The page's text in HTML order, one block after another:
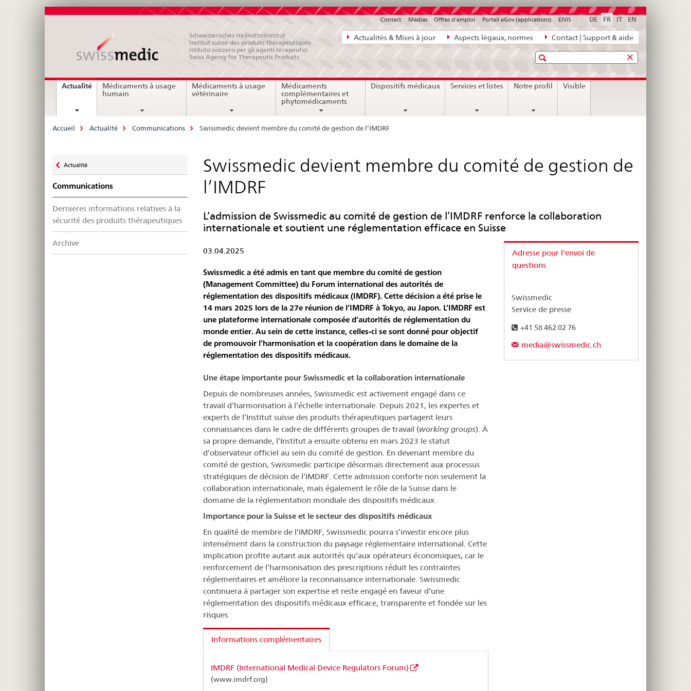
Navigation
directe:
bases
juridiques,
contact
Actualités & Mises à jour Aspects légaux, normes Contact | Support & aide
DE FR IT EN
Contact Médias Offres d'emploi Portail eGov (applications) ElViS
Schweizerisches Heilmittelinstitut
Institut suisse des produits thérapeutiques
Istituto svizzero per gli agenti terapeutici
Swiss Agency for Therapeutic Products
Recherche
Navigation
Actualitécurrent
page
Médicaments à usage
humain
Médicaments à usage
vétérinaire
Médicaments
complémentaires et
phytomédicaments
Dispositifs médicaux Services et listes Notre profil Visible
Breadcrumb
Accueil Actualité Communications Swissmedic devient membre du comité de gestion de l’IMDRF
zu
Actualité
Communications
Dernières informations relatives à la
sécurité des produits thérapeutiques
Archive
Swissmedic devient membre du comité de gestion de
l’IMDRF
L’admission de Swissmedic au comité de gestion de l’IMDRF renforce la collaboration
internationale et soutient une réglementation efficace en Suisse
03.04.2025
Swissmedic a été admis en tant que membre du comité de gestion
(Management Committee) du Forum international des autorités de
réglementation des dispositifs médicaux (IMDRF). Cette décision a été prise le
14 mars 2025 lors de la 27e réunion de l’IMDRF à Tokyo, au Japon. L’IMDRF est
une plateforme internationale composée d’autorités de réglementation du
monde entier. Au sein de cette instance, celles-ci se sont donné pour objectif
de promouvoir l’harmonisation et la coopération dans le domaine de la
réglementation des dispositifs médicaux.
Une étape importante pour Swissmedic et la collaboration internationale
Depuis de nombreuses années, Swissmedic est activement engagé dans ce
travail d’harmonisation à l’échelle internationale. Depuis 2021, les expertes et
experts de l’Institut suisse des produits thérapeutiques partagent leurs
connaissances dans le cadre de différents groupes de travail (working groups). À
sa propre demande, l’Institut a ensuite obtenu en mars 2023 le statut
d’observateur officiel au sein du comité de gestion. En devenant membre du
comité de gestion, Swissmedic participe désormais directement aux processus
stratégiques de décision de l’IMDRF. Cette admission conforte non seulement la
collaboration internationale, mais également le rôle de la Suisse dans le
domaine de la réglementation mondiale des dispositifs médicaux.
Importance pour la Suisse et le secteur des dispositifs médicaux
En qualité de membre de l’IMDRF, Swissmedic pourra s’investir encore plus
intensément dans la construction du paysage réglementaire international. Cette
implication profite autant aux autorités qu’aux opérateurs économiques, car le
renforcement de l’harmonisation des prescriptions réduit les contraintes
réglementaires et améliore la reconnaissance internationale. Swissmedic
continuera à partager son expertise et reste engagé en faveur d’une
réglementation des dispositifs médicaux efficace, transparente et fondée sur les
risques.
Informations complémentaires
IMDRF (International Medical Device Regulators Forum)
(www.imdrf.org)
Adresse pour l'envoi de
questions
Swissmedic
Service de presse
+41 58 462 02 76
media@swissmedic.ch